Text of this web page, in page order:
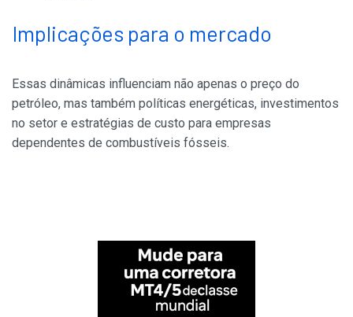
Implicações para o mercado
Essas dinâmicas influenciam não apenas o preço do
petróleo, mas também políticas energéticas, investimentos
no setor e estratégias de custo para empresas
dependentes de combustíveis fósseis.